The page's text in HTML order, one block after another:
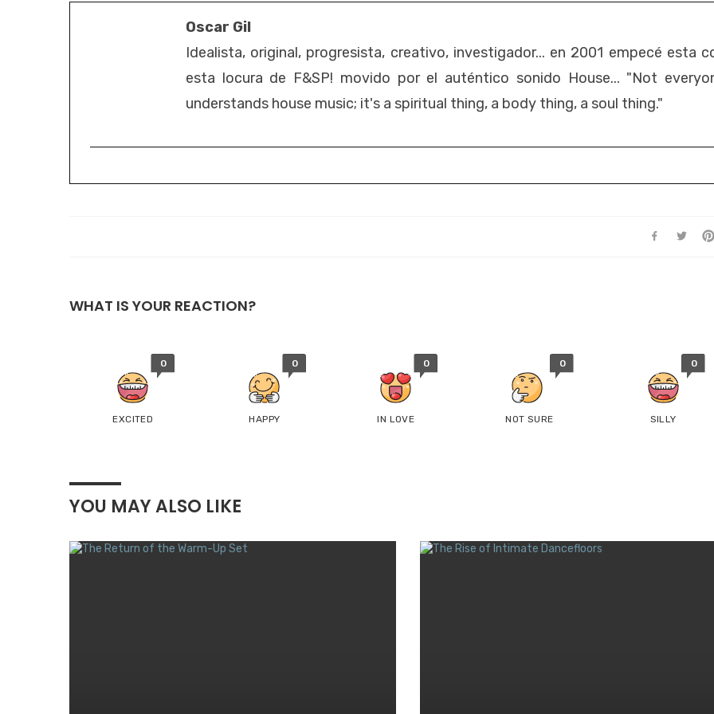
Oscar Gil
Idealista, original, progresista, creativo, investigador... en 2001 empecé esta
esta locura de F&SP! movido por el auténtico sonido House... "Not
understands house music; it's a spiritual thing, a body thing, a soul thing."
WHAT IS YOUR REACTION?
0
EXCITED
0
HAPPY
0
IN LOVE
0
NOT SURE
0
SILLY
YOU MAY ALSO LIKE